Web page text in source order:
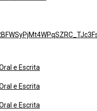
e Escrita
e Escrita
e Escrita